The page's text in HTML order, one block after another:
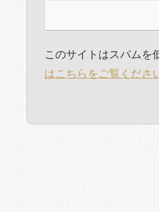
このサイトはスパムを
はこちらをご覧くださ